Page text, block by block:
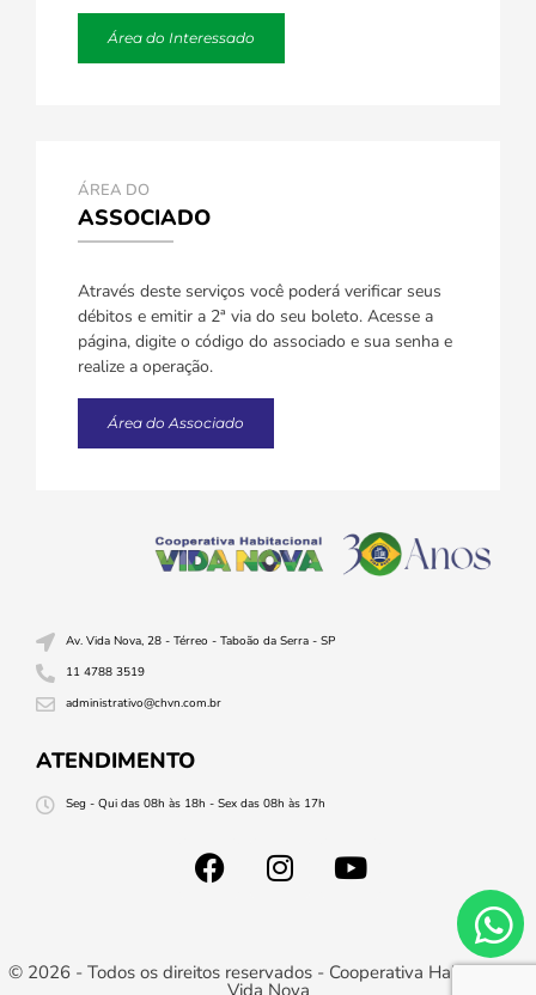
Área do Interessado
ÁREA DO
ASSOCIADO
Através deste serviços você poderá verificar seus
débitos e emitir a 2ª via do seu boleto. Acesse a
página, digite o código do associado e sua senha e
realize a operação.
Área do Associado
Av. Vida Nova, 28 - Térreo - Taboão da Serra - SP
11 4788 3519
administrativo@chvn.com.br
ATENDIMENTO
Seg - Qui das 08h às 18h - Sex das 08h às 17h
© 2026 - Todos os direitos reservados - Cooperativa Habitacional
Vida Nova